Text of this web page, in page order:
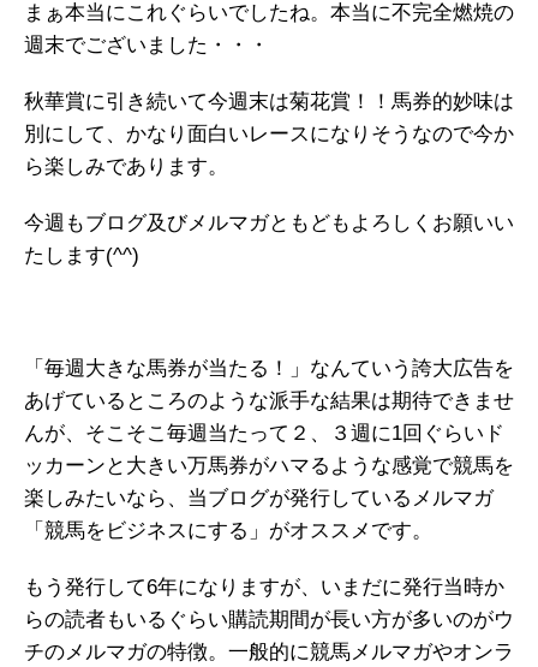
まぁ本当にこれぐらいでしたね。本当に不完全燃焼の
週末でございました・・・
秋華賞に引き続いて今週末は菊花賞！！馬券的妙味は
別にして、かなり面白いレースになりそうなので今か
ら楽しみであります。
今週もブログ及びメルマガともどもよろしくお願いい
たします(^^)
「毎週大きな馬券が当たる！」なんていう誇大広告を
あげているところのような派手な結果は期待できませ
んが、そこそこ毎週当たって２、３週に1回ぐらいド
ッカーンと大きい万馬券がハマるような感覚で競馬を
楽しみたいなら、当ブログが発行しているメルマガ
「競馬をビジネスにする」がオススメです。
もう発行して6年になりますが、いまだに発行当時か
らの読者もいるぐらい購読期間が長い方が多いのがウ
チのメルマガの特徴。一般的に競馬メルマガやオンラ